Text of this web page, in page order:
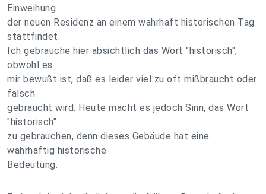
Einweihung
der neuen Residenz an einem wahrhaft historischen Tag
stattfindet.
Ich gebrauche hier absichtlich das Wort "historisch",
obwohl es
mir bewußt ist, daß es leider viel zu oft mißbraucht oder
falsch
gebraucht wird. Heute macht es jedoch Sinn, das Wort
"historisch"
zu gebrauchen, denn dieses Gebäude hat eine
wahrhaftig historische
Bedeutung.